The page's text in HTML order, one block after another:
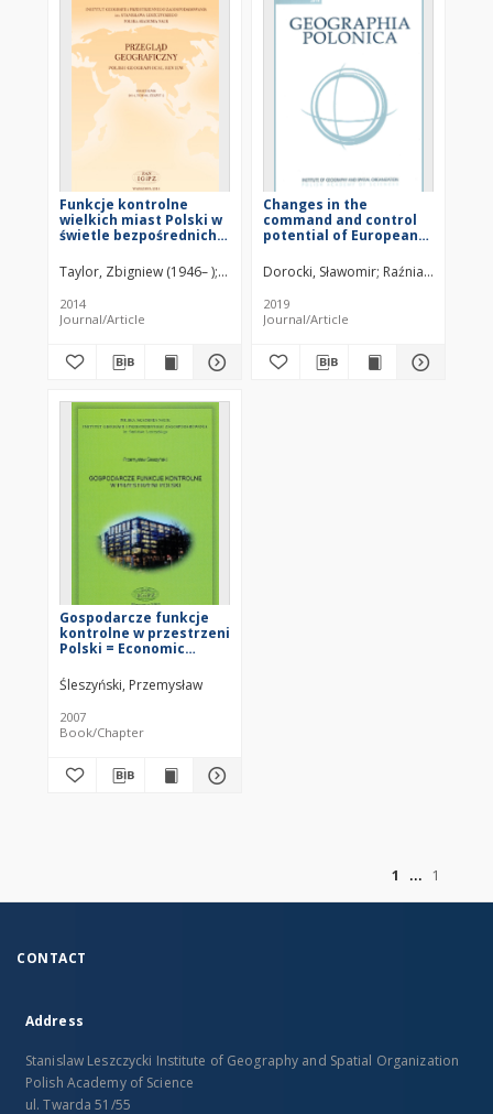
Funkcje kontrolne
wielkich miast Polski w
świetle bezpośrednich
zagranicznych w
transporcie = Control
functions within
Poland’s large cities as
seen in the light of
investment in the
transport sector
Taylor, Zbigniew (1946– ) Ciechański, Ariel
2014
Journal/Article
Changes in the
command and control
potential of European
Dorocki, Sławomir Raźniak, Piotr
2019
Journal/Article
Gospodarcze funkcje
kontrolne w przestrzeni
Polski = Economic
Poland's space
Śleszyński, Przemysław
2007
Book/Chapter
1
1
CONTACT
Address
Stanislaw Leszczycki Institute of Geography and Spatial Organization
Polish Academy of Science
ul. Twarda 51/55